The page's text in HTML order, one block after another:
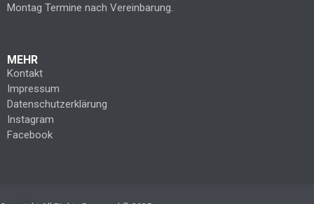
Montag Termine nach Vereinbarung.
MEHR
Kontakt
Impressum
Datenschutzerklärung
Instagram
Facebook